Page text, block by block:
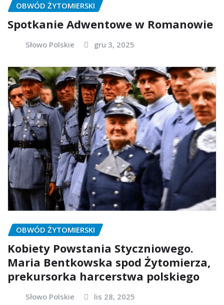
OBWÓD ŻYTOMIERSKI
Spotkanie Adwentowe w Romanowie
Słowo Polskie gru 3, 2025
OBWÓD ŻYTOMIERSKI
Kobiety Powstania Styczniowego.
Maria Bentkowska spod Żytomierza,
prekursorka harcerstwa polskiego
Słowo Polskie lis 28, 2025